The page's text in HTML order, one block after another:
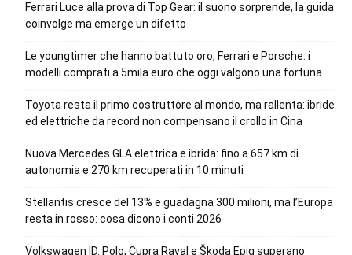
Ferrari Luce alla prova di Top Gear: il suono sorprende, la guida
coinvolge ma emerge un difetto
Le youngtimer che hanno battuto oro, Ferrari e Porsche: i
modelli comprati a 5mila euro che oggi valgono una fortuna
Toyota resta il primo costruttore al mondo, ma rallenta: ibride
ed elettriche da record non compensano il crollo in Cina
Nuova Mercedes GLA elettrica e ibrida: fino a 657 km di
autonomia e 270 km recuperati in 10 minuti
Stellantis cresce del 13% e guadagna 300 milioni, ma l’Europa
resta in rosso: cosa dicono i conti 2026
Volkswagen ID. Polo, Cupra Raval e Škoda Epiq superano